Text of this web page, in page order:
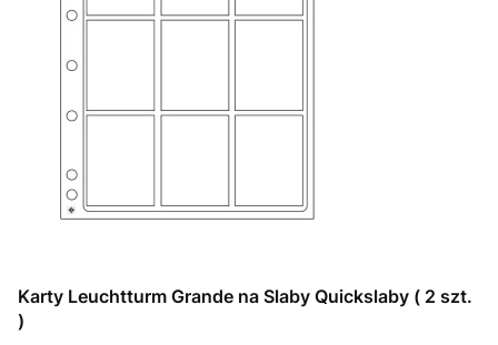
Karty Leuchtturm Grande na Slaby Quickslaby ( 2 szt.
)